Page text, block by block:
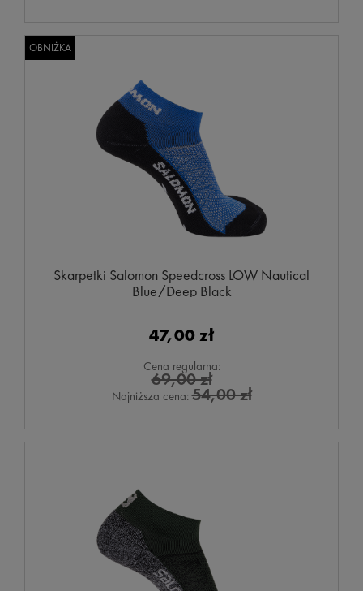
Skarpetki Salomon Speedcross LOW Nautical
Blue/Deep Black
47,00 zł
Cena regularna:
69,00 zł
Najniższa cena:54,00 zł
OBNIŻKA